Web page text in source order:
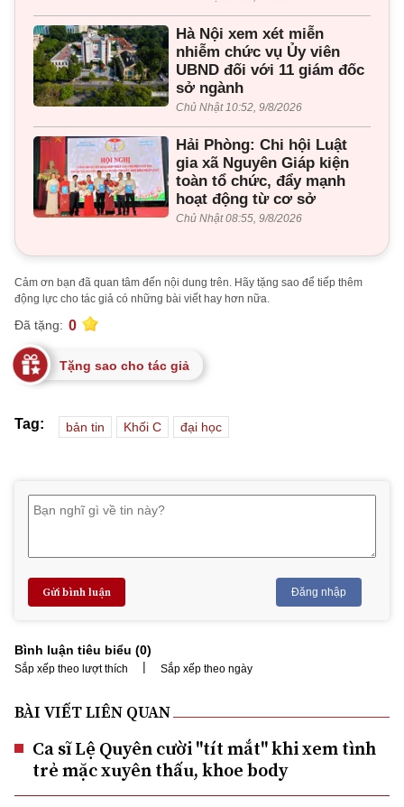
Hà Nội xem xét miễn
nhiễm chức vụ Ủy viên
UBND đối với 11 giám đốc
sở ngành
Chủ Nhật 10:52, 9/8/2026
Hải Phòng: Chi hội Luật
gia xã Nguyên Giáp kiện
toàn tổ chức, đẩy mạnh
hoạt động từ cơ sở
Chủ Nhật 08:55, 9/8/2026
Cảm ơn bạn đã quan tâm đến nội dung trên. Hãy tặng sao để tiếp thêm
động lực cho tác giả có những bài viết hay hơn nữa.
Đã tặng: 0
Tặng sao cho tác giả
Tag: bản tin Khối C đại học
Gửi bình luận Đăng nhập
Bình luận tiêu biểu (0)
Sắp xếp theo lượt thích | Sắp xếp theo ngày
BÀI VIẾT LIÊN QUAN
Ca sĩ Lệ Quyên cười "tít mắt" khi xem tình
trẻ mặc xuyên thấu, khoe body